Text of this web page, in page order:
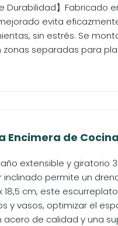
Durabilidad】Fabricado
evita
sin estrés. Se
separadas para
Encimera de
extensible y giratorio
permite un
18,5 cm, este
y vasos, optimizar el
de calidad y una